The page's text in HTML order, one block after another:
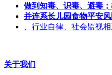
做到知毒、识毒、避毒
并连系长儿园食物平安
、行业自律、社会监视
关于我们